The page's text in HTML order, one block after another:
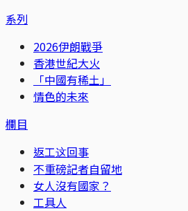
系列
2026伊朗戰爭
香港世紀大火
「中國有稀土」
情色的未來
欄目
返工这回事
不重磅記者自留地
女人沒有國家？
工具人